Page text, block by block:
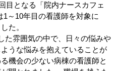
目となる「院内ナースカフェ
～10年目の看護師を対象に
た。
た雰囲気の中で、日々の悩みや
うな悩みを抱えていることが
機会の少ない病棟の看護師と